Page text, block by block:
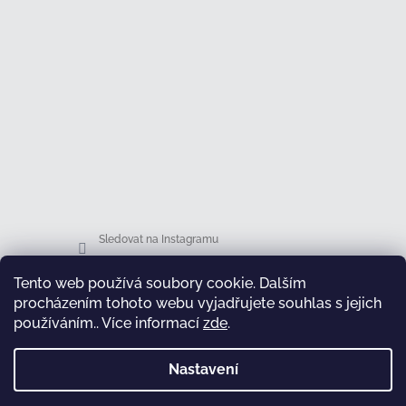
Tento web používá soubory cookie. Dalším
procházením tohoto webu vyjadřujete souhlas s jejich
používáním.. Více informací zde.
Nastavení
Sledovat na Instagramu
Facebook
test